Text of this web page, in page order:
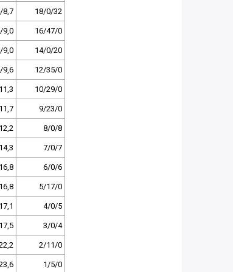
8,7 18/0/32
9,0 16/47/0
9,0 14/0/20
9,6 12/35/0
10/29/0
9/23/0
8/0/8
7/0/7
6/0/6
5/17/0
4/0/5
3/0/4
2/11/0
1/5/0